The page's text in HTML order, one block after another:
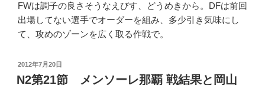
FWは調子の良さそうなえびす、どうめきから。DFは前回
出場してない選手でオーダーを組み、多少引き気味にし
て、攻めのゾーンを広く取る作戦で。
投
稿
2012年7月20日
N2第21節 メンソーレ那覇 戦結果と岡山